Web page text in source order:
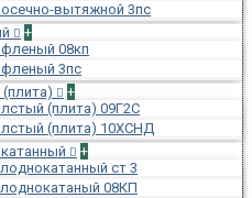
вытяжной 3пс
+
08кп
3пс
+
(плита) 09Г2С
(плита) 10ХСНД
+
ст 3
08КП